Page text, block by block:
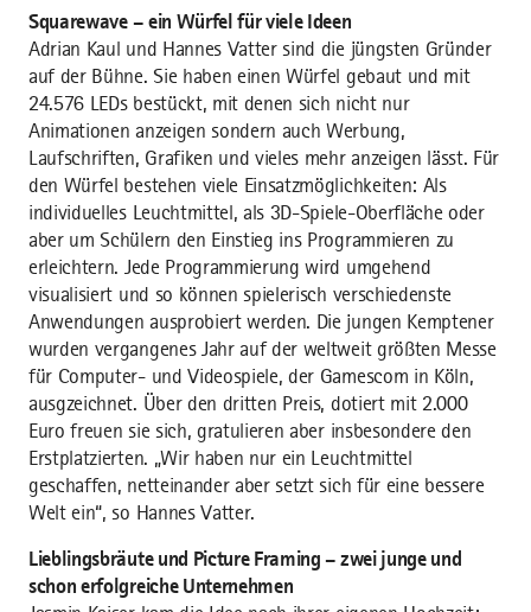
Squarewave – ein Würfel für viele Ideen
Adrian Kaul und Hannes Vatter sind die jüngsten Gründer
auf der Bühne. Sie haben einen Würfel gebaut und mit
24.576 LEDs bestückt, mit denen sich nicht nur
Animationen anzeigen sondern auch Werbung,
Laufschriften, Grafiken und vieles mehr anzeigen lässt. Für
den Würfel bestehen viele Einsatzmöglichkeiten: Als
individuelles Leuchtmittel, als 3D-Spiele-Oberfläche oder
aber um Schülern den Einstieg ins Programmieren zu
erleichtern. Jede Programmierung wird umgehend
visualisiert und so können spielerisch verschiedenste
Anwendungen ausprobiert werden. Die jungen Kemptener
wurden vergangenes Jahr auf der weltweit größten Messe
für Computer- und Videospiele, der Gamescom in Köln,
ausgzeichnet. Über den dritten Preis, dotiert mit 2.000
Euro freuen sie sich, gratulieren aber insbesondere den
Erstplatzierten. „Wir haben nur ein Leuchtmittel
geschaffen, netteinander aber setzt sich für eine bessere
Welt ein“, so Hannes Vatter.
Lieblingsbräute und Picture Framing – zwei junge und
schon erfolgreiche Unternehmen